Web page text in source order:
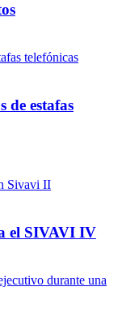
de estafas
el SIVAVI IV